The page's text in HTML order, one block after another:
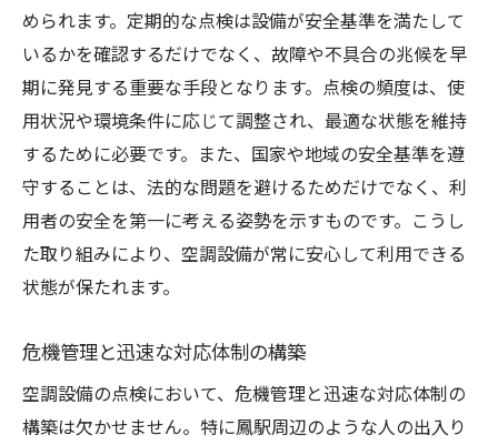
められます。定期的な点検は設備が安全基準を満たして
いるかを確認するだけでなく、故障や不具合の兆候を早
期に発見する重要な手段となります。点検の頻度は、使
用状況や環境条件に応じて調整され、最適な状態を維持
するために必要です。また、国家や地域の安全基準を遵
守することは、法的な問題を避けるためだけでなく、利
用者の安全を第一に考える姿勢を示すものです。こうし
た取り組みにより、空調設備が常に安心して利用できる
状態が保たれます。
危機管理と迅速な対応体制の構築
空調設備の点検において、危機管理と迅速な対応体制の
構築は欠かせません。特に鳳駅周辺のような人の出入り